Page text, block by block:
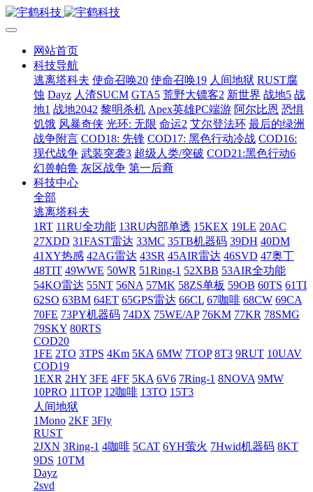
网站首页
科技导航
逃离塔科夫 使命召唤20 使命召唤19 人间地狱 RUST腐
蚀 Dayz 人渣SUCM GTA5 荒野大镖客2 新世界 战地5 战
地1 战地2042 黎明杀机 Apex英雄PC端游 阿尔比恩 恐惧
饥饿 风暴奇侠 光环: 无限 命运2 艾尔登法环 最后的绿洲
战争附言 COD18: 先锋 COD17: 黑色行动冷战 COD16:
现代战争 武装突袭3 超级人类/突破 COD21:黑色行动6
幻兽帕鲁 灰区战争 第一后裔
科技中心
全部
逃离塔科夫
1RT 11RU全功能 13RU内部单透 15KEX 19LE 20AC
27XDD 31FAST雷达 33MC 35TB机器码 39DH 40DM
41XY热感 42AG雷达 43SR 45AIR雷达 46SVD 47奥丁
48TIT 49WWE 50WR 51Ring-1 52XBB 53AIR全功能
54KO雷达 55NT 56NA 57MK 58ZS单板 59OB 60TS 61TI
62SO 63BM 64ET 65GPS雷达 66CL 67咖啡 68CW 69CA
70FE 73PY机器码 74DX 75WE/AP 76KM 77KR 78SMG
79SKY 80RTS
COD20
1FE 2TO 3TPS 4Km 5KA 6MW 7TOP 8T3 9RUT 10UAV
COD19
1EXR 2HY 3FE 4FF 5KA 6V6 7Ring-1 8NOVA 9MW
10PRO 11TOP 12咖啡 13TO 15T3
人间地狱
1Mono 2KF 3Fly
RUST
2JXN 3Ring-1 4咖啡 5CAT 6YH萤火 7Hwid机器码 8KT
9DS 10TM
Dayz
2svd